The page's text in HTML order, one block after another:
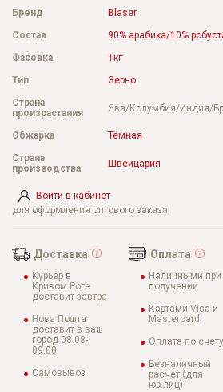
Войти в кабинет
для оформления оптового заказа
Бренд
Blaser
Состав
90% арабика/10%
Фасовка
1кг
Тип
Зерно
Страна
произрастания
Ява/Колумбия/Индия/
Обжарка
Тёмная
Страна
производства
Швейцария
Доставка
Курьер в
Кривом Роге
доставит завтра
Нова Пошта
доставит в ваш
город 08.08-
09.08
Самовывоз
Оплата
Наличными при
получении
Картами Visa и
Mastercard
Оплата по счету
Безналичный
расчет (для
юр.лиц)